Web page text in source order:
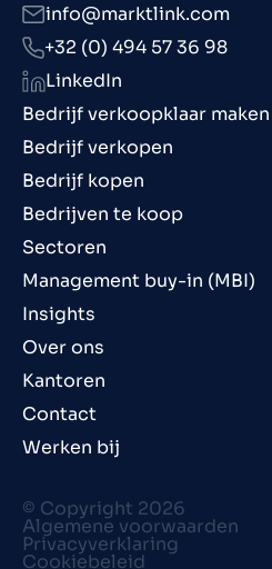
Bedrijf verkoopklaar maken
Bedrijf verkopen
Bedrijf kopen
Bedrijven te koop
Sectoren
Management buy-in (MBI)
Insights
Over ons
Kantoren
Contact
Werken bij
info@marktlink.com
+32 (0) 494 57 36 98
LinkedIn
© Copyright 2026
Algemene voorwaarden
Privacyverklaring
Cookiebeleid